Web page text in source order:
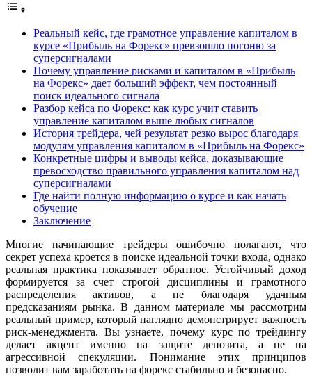
Реальный кейс, где грамотное управление капиталом в
курсе «Прибыль на Форекс» превзошло погоню за
суперсигналами
Почему управление рисками и капиталом в «Прибыль
на Форекс» дает больший эффект, чем постоянный
поиск идеального сигнала
Разбор кейса по Форекс: как курс учит ставить
управление капиталом выше любых сигналов
История трейдера, чей результат резко вырос благодаря
модулям управления капиталом в «Прибыль на Форекс»
Конкретные цифры и выводы кейса, доказывающие
превосходство правильного управления капиталом над
суперсигналами
Где найти полную информацию о курсе и как начать
обучение
Заключение
Многие начинающие трейдеры ошибочно полагают, что
секрет успеха кроется в поиске идеальной точки входа, однако
реальная практика показывает обратное. Устойчивый доход
формируется за счет строгой дисциплины и грамотного
распределения активов, а не благодаря удачным
предсказаниям рынка. В данном материале мы рассмотрим
реальный пример, который наглядно демонстрирует важность
риск-менеджмента. Вы узнаете, почему курс по трейдингу
делает акцент именно на защите депозита, а не на
агрессивной спекуляции. Понимание этих принципов
позволит вам заработать на форекс стабильно и безопасно.